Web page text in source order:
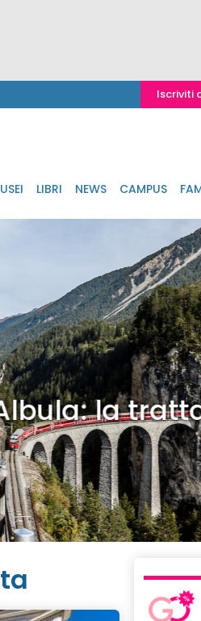
Iscriviti
LIBRI NEWS CAMPUS
la